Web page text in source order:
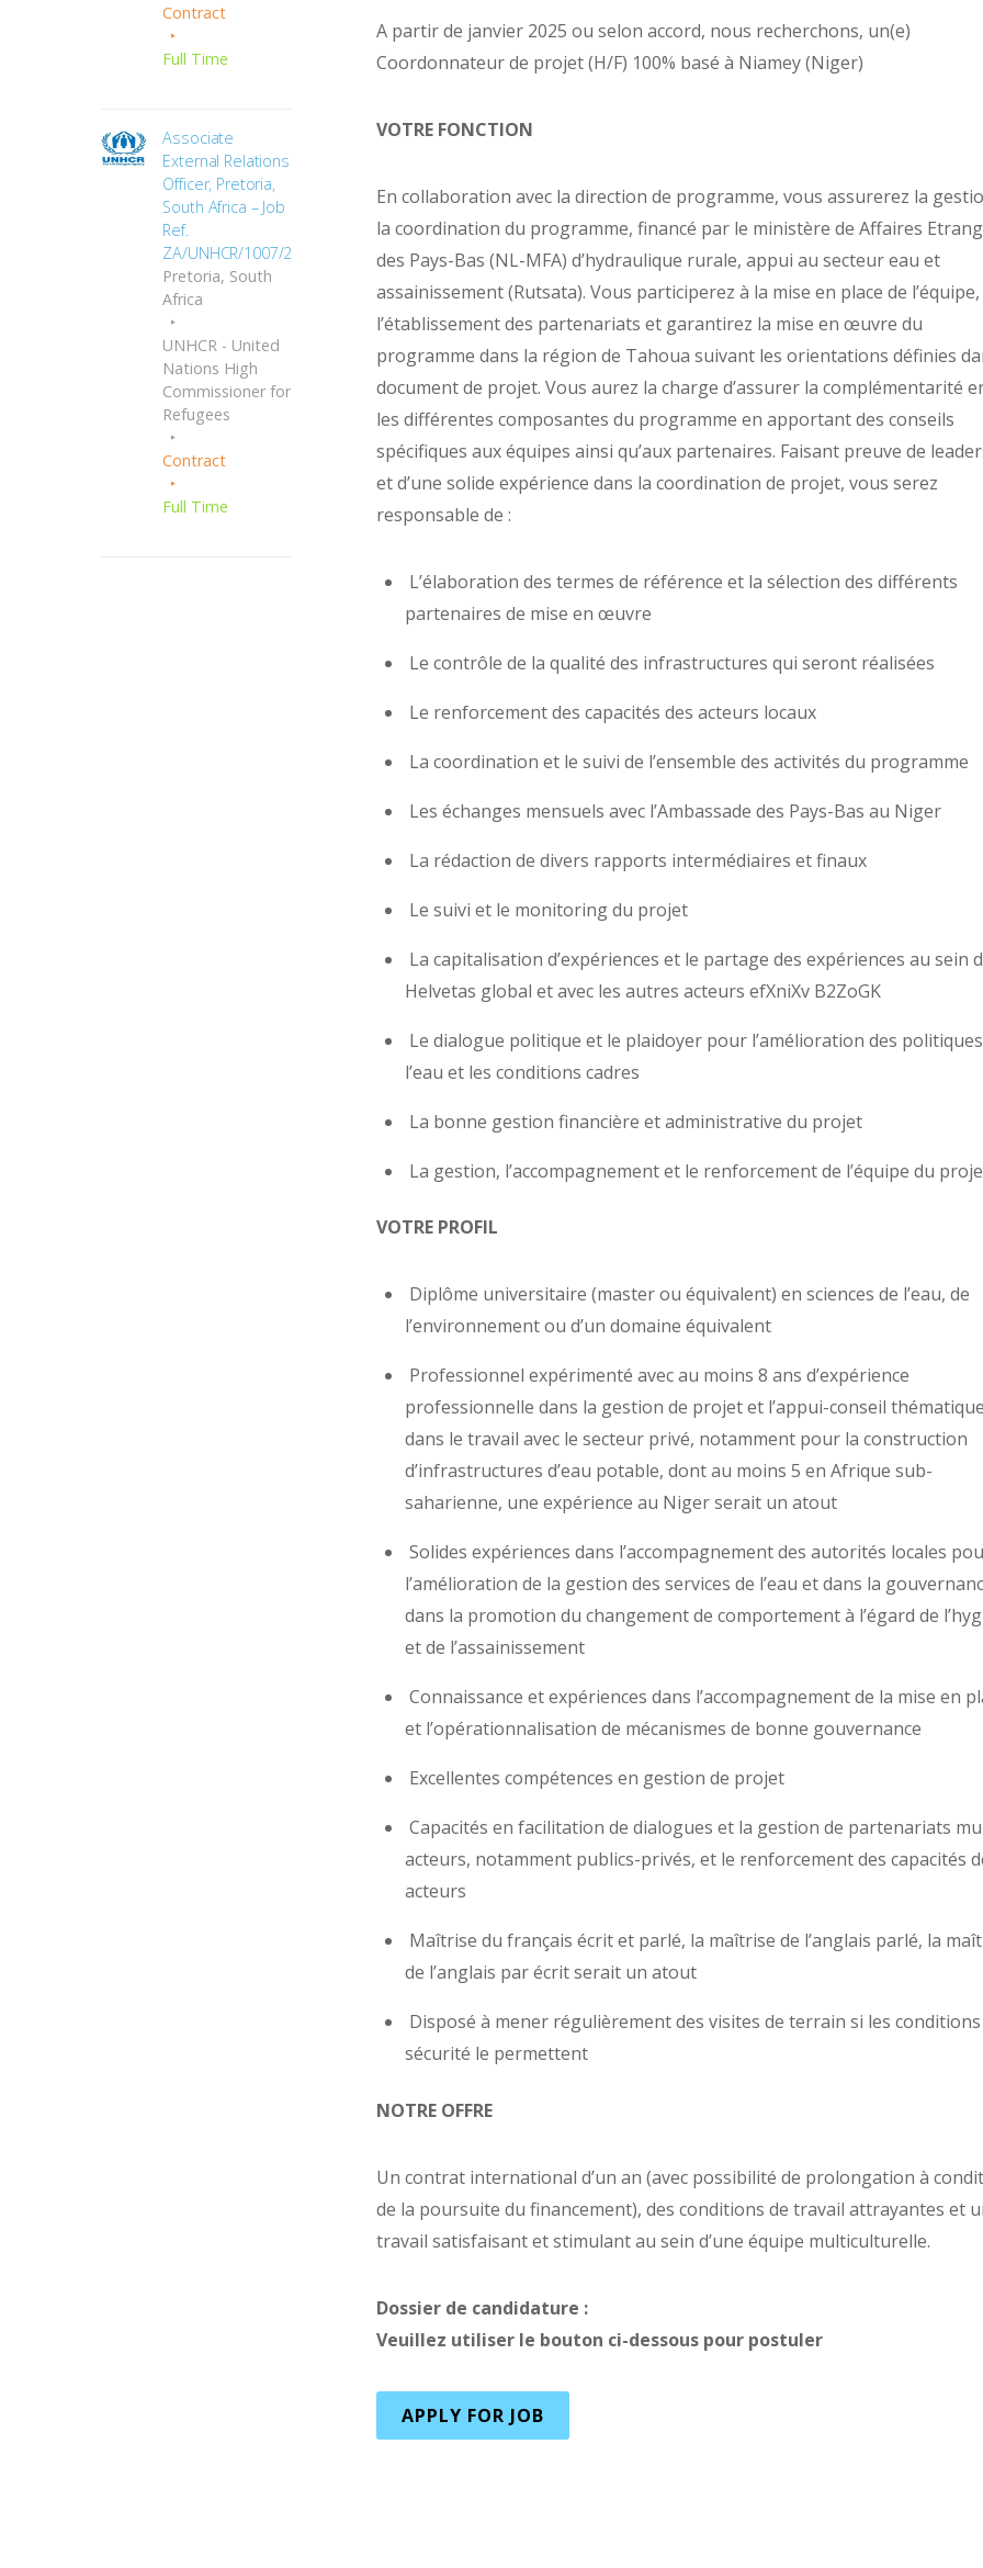
A partir de janvier 2025 ou selon accord, nous recherchons, un(e)
Coordonnateur de projet (H/F) 100% basé à Niamey (Niger)
VOTRE FONCTION
En collaboration avec la direction de programme, vous assurerez la
la coordination du programme, financé par le ministère de Affaires
des Pays-Bas (NL-MFA) d’hydraulique rurale, appui au secteur eau et
assainissement (Rutsata). Vous participerez à la mise en place de l’équipe,
l’établissement des partenariats et garantirez la mise en œuvre du
programme dans la région de Tahoua suivant les orientations définies
document de projet. Vous aurez la charge d’assurer la complémentarité
les différentes composantes du programme en apportant des conseils
spécifiques aux équipes ainsi qu’aux partenaires. Faisant preuve de
et d’une solide expérience dans la coordination de projet, vous serez
responsable de :
L’élaboration des termes de référence et la sélection des différents
partenaires de mise en œuvre
Le contrôle de la qualité des infrastructures qui seront réalisées
Le renforcement des capacités des acteurs locaux
La coordination et le suivi de l’ensemble des activités du programme
Les échanges mensuels avec l’Ambassade des Pays-Bas au Niger
La rédaction de divers rapports intermédiaires et finaux
Le suivi et le monitoring du projet
La capitalisation d’expériences et le partage des expériences au sein
Helvetas global et avec les autres acteurs efXniXv B2ZoGK
Le dialogue politique et le plaidoyer pour l’amélioration des
l’eau et les conditions cadres
La bonne gestion financière et administrative du projet
La gestion, l’accompagnement et le renforcement de l’équipe du
VOTRE PROFIL
Diplôme universitaire (master ou équivalent) en sciences de l’eau, de
l’environnement ou d’un domaine équivalent
Professionnel expérimenté avec au moins 8 ans d’expérience
professionnelle dans la gestion de projet et l’appui-conseil
dans le travail avec le secteur privé, notamment pour la construction
d’infrastructures d’eau potable, dont au moins 5 en Afrique sub-
saharienne, une expérience au Niger serait un atout
Solides expériences dans l’accompagnement des autorités locales
l’amélioration de la gestion des services de l’eau et dans la
dans la promotion du changement de comportement à l’égard de
et de l’assainissement
Connaissance et expériences dans l’accompagnement de la mise en
et l’opérationnalisation de mécanismes de bonne gouvernance
Excellentes compétences en gestion de projet
Capacités en facilitation de dialogues et la gestion de partenariats
acteurs, notamment publics-privés, et le renforcement des capacités
acteurs
Maîtrise du français écrit et parlé, la maîtrise de l’anglais parlé, la
de l’anglais par écrit serait un atout
Disposé à mener régulièrement des visites de terrain si les conditions
sécurité le permettent
NOTRE OFFRE
Un contrat international d’un an (avec possibilité de prolongation à
de la poursuite du financement), des conditions de travail attrayantes et
travail satisfaisant et stimulant au sein d’une équipe multiculturelle.
Dossier de candidature :
Veuillez utiliser le bouton ci-dessous pour postuler
APPLY FOR JOB
Contract
Full Time
Associate
External Relations
Officer, Pretoria,
South Africa – Job
Ref.
ZA/UNHCR/1007/2689
Pretoria, South
Africa
UNHCR - United
Nations High
Commissioner for
Refugees
Contract
Full Time